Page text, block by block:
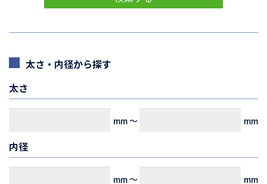
太さ・内径から探す
太さ
mm～ mm
内径
mm～ mm